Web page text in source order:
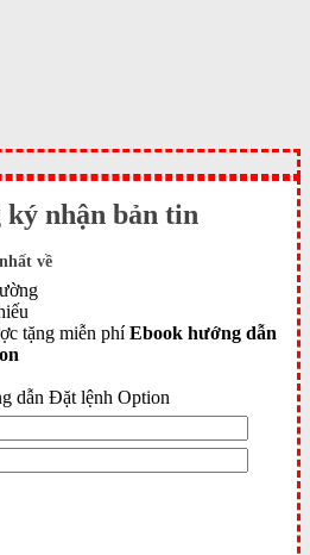
ký nhận bản tin
về
tặng miễn phíEbook hướng dẫn